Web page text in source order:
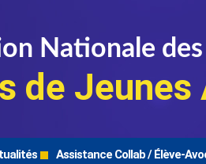
Nationale des
de Jeunes
Assistance Collab / Élève-